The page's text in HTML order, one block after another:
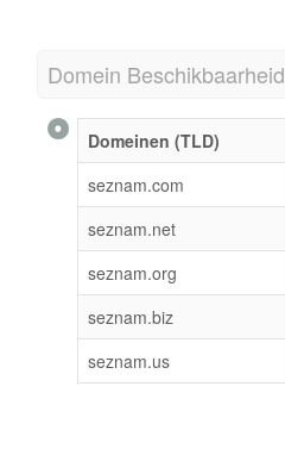
Domein Beschikbaarheid
Domeinen (TLD)
seznam.com
seznam.net
seznam.org
seznam.biz
seznam.us